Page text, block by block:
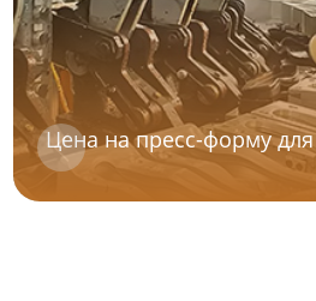
Цена на пресс-форму